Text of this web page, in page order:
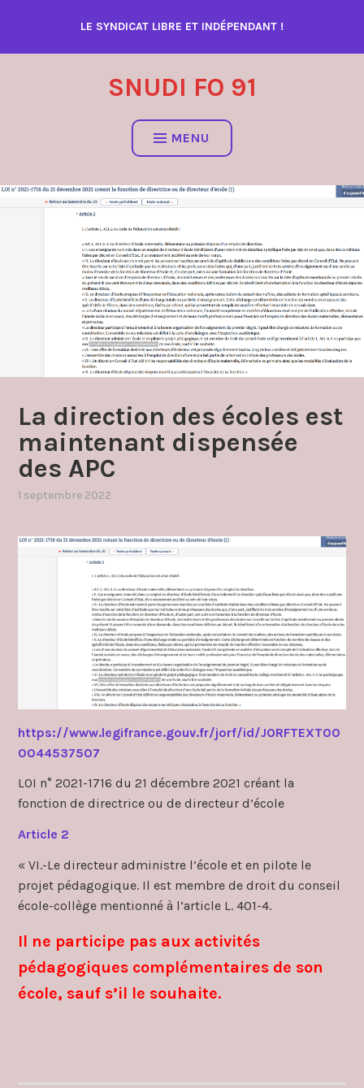
contenu
LE SYNDICAT LIBRE ET INDÉPENDANT !
SNUDI FO 91
MENU
La direction des écoles est
maintenant dispensée
des APC
1 septembre 2022
apc,
directeurs ,
ors
https://www.legifrance.gouv.fr/jorf/id/JORFTEXT00
0044537507
LOI n° 2021-1716 du 21 décembre 2021 créant la
fonction de directrice ou de directeur d’école
Article 2
« VI.-Le directeur administre l’école et en pilote le
projet pédagogique. Il est membre de droit du conseil
école-collège mentionné à l’article L. 401-4.
Il ne participe pas aux activités
pédagogiques complémentaires de son
école, sauf s’il le souhaite.